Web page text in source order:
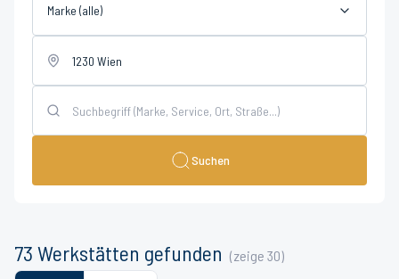
Marke (alle)
Suchen
73 Werkstätten gefunden (zeige 30)